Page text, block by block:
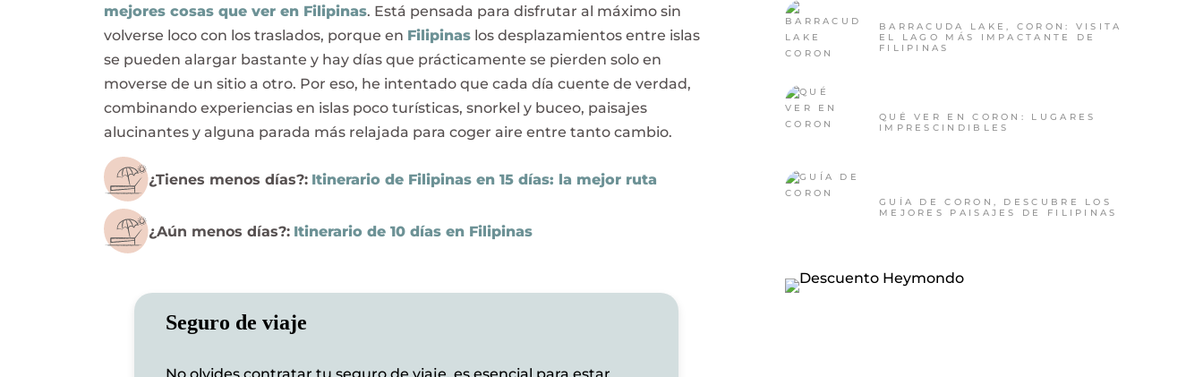
mejores cosas que ver en Filipinas. Está pensada para disfrutar al máximo sin
volverse loco con los traslados, porque en Filipinas los desplazamientos entre islas
se pueden alargar bastante y hay días que prácticamente se pierden solo en
moverse de un sitio a otro. Por eso, he intentado que cada día cuente de verdad,
combinando experiencias en islas poco turísticas, snorkel y buceo, paisajes
alucinantes y alguna parada más relajada para coger aire entre tanto cambio.
¿Tienes menos días?: Itinerario de Filipinas en 15 días: la mejor ruta
¿Aún menos días?: Itinerario de 10 días en Filipinas
Seguro de viaje
BARRACUDA LAKE, CORON: VISITA
EL LAGO MÁS IMPACTANTE DE
FILIPINAS
QUÉ VER EN CORON: LUGARES
IMPRESCINDIBLES
GUÍA DE CORON, DESCUBRE LOS
MEJORES PAISAJES DE FILIPINAS